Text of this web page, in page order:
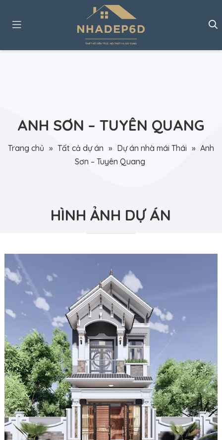
ANH SƠN – TUYÊN QUANG
Trang chủ » Tất cả dự án » Dự án nhà mái Thái » Anh
Sơn – Tuyên Quang
HÌNH ẢNH DỰ ÁN